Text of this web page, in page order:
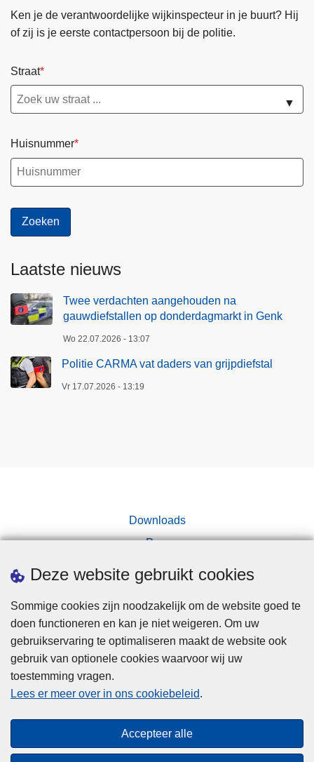
Deze website gebruikt cookies
Sommige cookies zijn noodzakelijk om de website goed te
doen functioneren en kan je niet weigeren. Om uw
gebruikservaring te optimaliseren maakt de website ook
gebruik van optionele cookies waarvoor wij uw
toestemming vragen.
Lees er meer over in ons cookiebeleid.
Accepteer alle
Ken je de verantwoordelijke wijkinspecteur in je buurt? Hij
of zij is je eerste contactpersoon bij de politie.
Straat
▼
Huisnummer
Laatste nieuws
Twee verdachten aangehouden na
gauwdiefstallen op donderdagmarkt in Genk
Wo 22.07.2026 - 13:07
Politie CARMA vat daders van grijpdiefstal
Vr 17.07.2026 - 13:19
Downloads
Pers
Disclaimer
Privacy
Cookies
Toegankelijkheid